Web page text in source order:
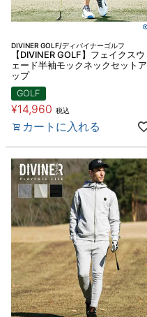
DIVINER GOLF/ディバイナーゴルフ
【DIVINER GOLF】フェイクスウ
ェード半袖モックネックセットア
ップ
GOLF
¥14,960 税込
カートに入れる